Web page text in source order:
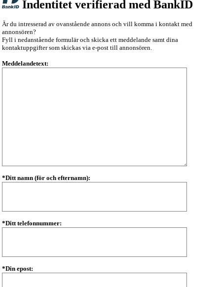
Indentitet verifierad med BankID
Är du intresserad av ovanstående annons och vill komma i kontakt med
annonsören?
Fyll i nedanstående formulär och skicka ett meddelande samt dina
kontaktuppgifter som skickas via e-post till annonsören.
Meddelandetext:
*Ditt namn (för och efternamn):
*Ditt telefonnummer:
*Din epost: